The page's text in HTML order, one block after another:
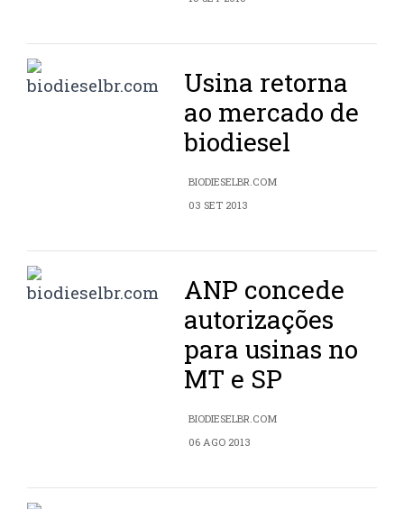
Usina retorna
ao mercado de
biodiesel
BIODIESELBR.COM
03 SET 2013
ANP concede
autorizações
para usinas no
MT e SP
BIODIESELBR.COM
06 AGO 2013